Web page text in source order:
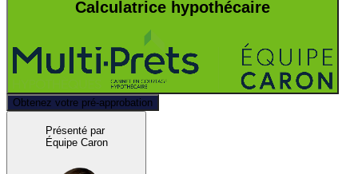
Calculatrice hypothécaire
Obtenez votre pré-approbation
Présenté par
Équipe Caron